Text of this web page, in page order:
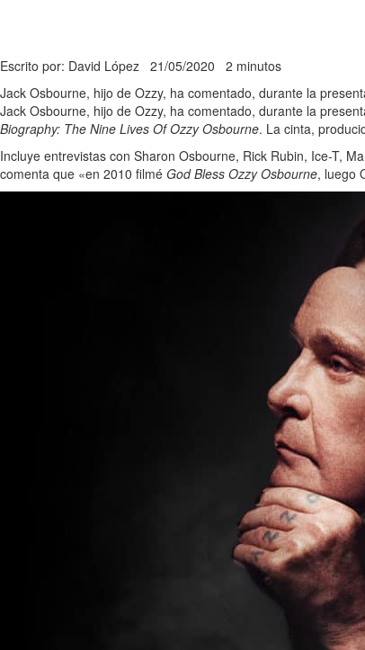
Escrito por: David López 21/05/2020 2 minutos
Jack Osbourne, hijo de Ozzy, ha comentado, durante la
Jack Osbourne, hijo de Ozzy, ha comentado, durante la
Biography: The Nine Lives Of Ozzy Osbourne. La cinta,
Incluye entrevistas con Sharon Osbourne, Rick Rubin, Ice-T,
comenta que «en 2010 filmé God Bless Ozzy Osbourne, luego